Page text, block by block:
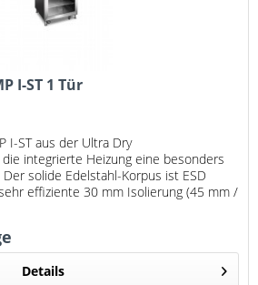
I-ST 1 Tür
I-ST aus der Ultra Dry
integrierte Heizung eine besonders
solide Edelstahl-Korpus ist ESD
effiziente 30 mm Isolierung (45 mm /
Details